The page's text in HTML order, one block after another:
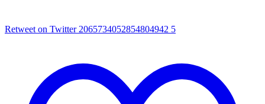
Retweet on Twitter 2065734052854804942 5